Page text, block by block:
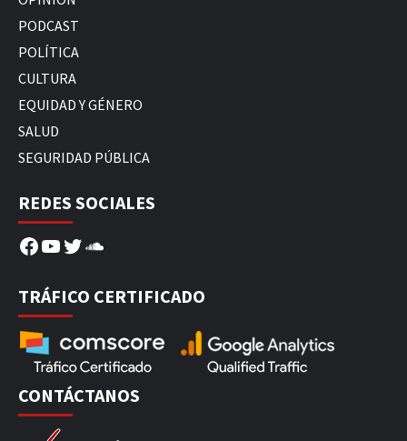
PODCAST
POLÍTICA
CULTURA
EQUIDAD Y GÉNERO
SALUD
SEGURIDAD PÚBLICA
REDES SOCIALES
Facebook
YouTube
Twitter
SoundCloud
TRÁFICO CERTIFICADO
CONTÁCTANOS